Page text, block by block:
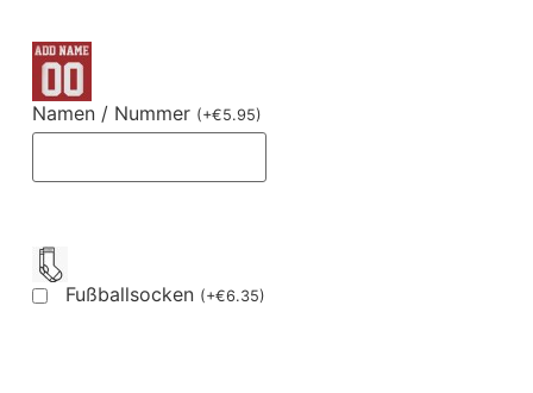
Namen / Nummer (+€5.95)
Fußballsocken (+€6.35)